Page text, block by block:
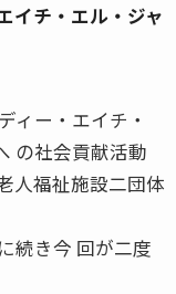
イチ・エル・ジャ
ィー・エイチ・
の社会貢献活動
人福祉施設二団体
続き今 回が二度